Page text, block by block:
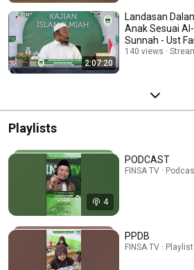
2:07:20
Landasan
Anak Sesuai
Sunnah - Ust
140 views
Playlists
4
PODCAST
FINSA TV ·
PPDB
FINSA TV · Playlist